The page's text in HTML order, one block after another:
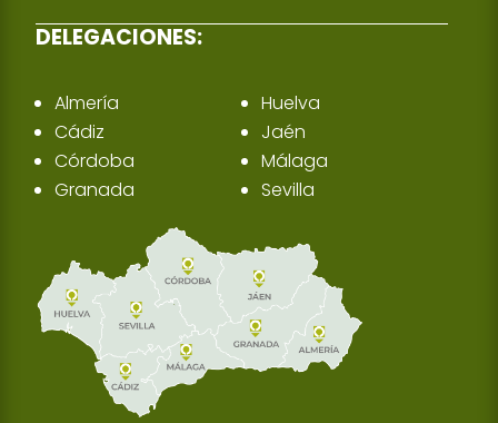
DELEGACIONES:
Almería
Cádiz
Córdoba
Granada
Huelva
Jaén
Málaga
Sevilla